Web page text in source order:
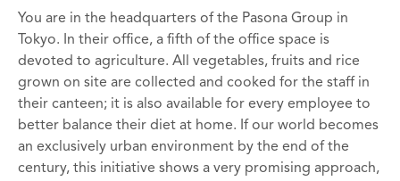
You are in the headquarters of the Pasona Group in
Tokyo. In their office, a fifth of the office space is
devoted to agriculture. All vegetables, fruits and rice
grown on site are collected and cooked for the staff in
their canteen; it is also available for every employee to
better balance their diet at home. If our world becomes
an exclusively urban environment by the end of the
century, this initiative shows a very promising approach,